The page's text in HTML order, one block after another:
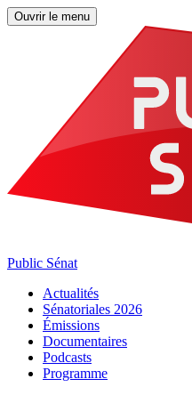
Ouvrir le menu
Public Sénat
Actualités
Sénatoriales 2026
Émissions
Documentaires
Podcasts
Programme